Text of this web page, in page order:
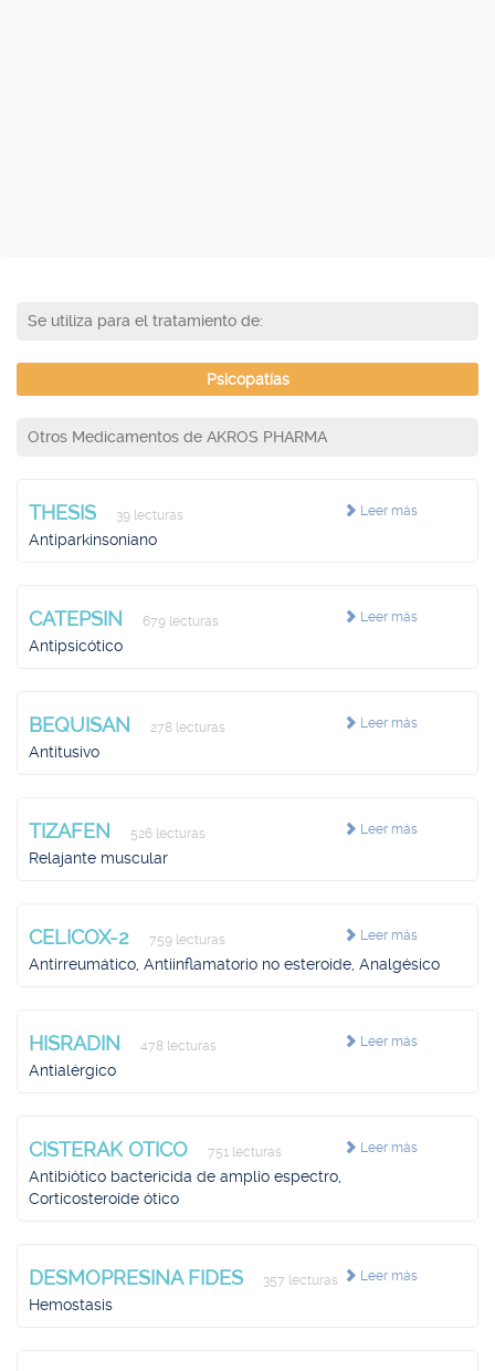
Se utiliza para el tratamiento de:
Psicopatías
Otros Medicamentos de AKROS PHARMA
Leer más
THESIS 39 lecturas
Antiparkinsoniano
Leer más
CATEPSIN 679 lecturas
Antipsicótico
Leer más
BEQUISAN 278 lecturas
Antitusivo
Leer más
TIZAFEN 526 lecturas
Relajante muscular
Leer más
CELICOX-2 759 lecturas
Antirreumático, Antiinflamatorio no esteroide, Analgésico
Leer más
HISRADIN 478 lecturas
Antialérgico
Leer más
CISTERAK OTICO 751 lecturas
Antibiótico bactericida de amplio espectro,
Corticosteroide ótico
Leer más
DESMOPRESINA FIDES 357 lecturas
Hemostasis